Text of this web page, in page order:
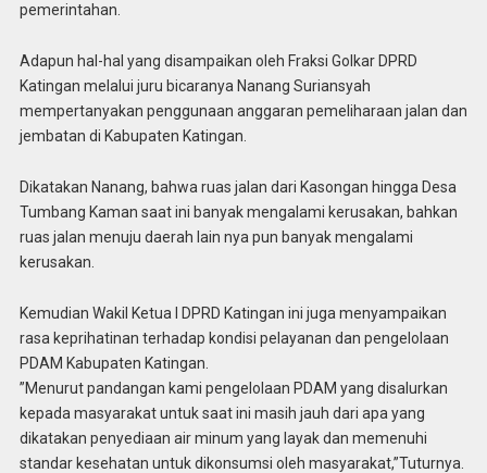
pemerintahan.
Adapun hal-hal yang disampaikan oleh Fraksi Golkar DPRD
Katingan melalui juru bicaranya Nanang Suriansyah
mempertanyakan penggunaan anggaran pemeliharaan jalan dan
jembatan di Kabupaten Katingan.
Dikatakan Nanang, bahwa ruas jalan dari Kasongan hingga Desa
Tumbang Kaman saat ini banyak mengalami kerusakan, bahkan
ruas jalan menuju daerah lain nya pun banyak mengalami
kerusakan.
Kemudian Wakil Ketua I DPRD Katingan ini juga menyampaikan
rasa keprihatinan terhadap kondisi pelayanan dan pengelolaan
PDAM Kabupaten Katingan.
”Menurut pandangan kami pengelolaan PDAM yang disalurkan
kepada masyarakat untuk saat ini masih jauh dari apa yang
dikatakan penyediaan air minum yang layak dan memenuhi
standar kesehatan untuk dikonsumsi oleh masyarakat,”Tuturnya.